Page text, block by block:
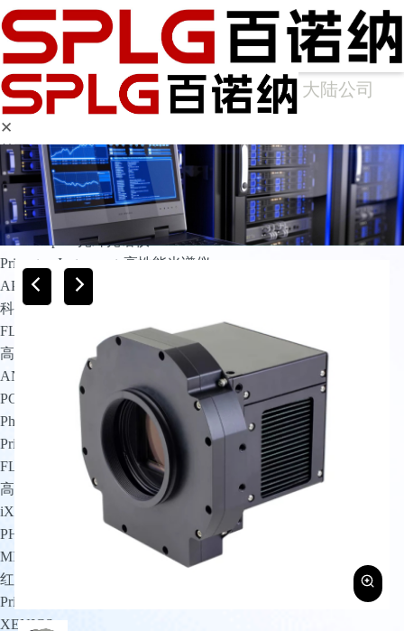
大陆公司
✕
首页
产品中心
光谱仪
Arcoptix傅里叶变换红外光谱仪
Ocean Optics光纤光谱仪
Princeton Instruments高性能光谱仪
APE光谱仪
科学成像
FLIM相机
高灵敏相机
ANDOR
PCO
PhotoMetrics
Princeton Instruments
FLI
高速相机
iX Cameras
PHANTOM
MIKROTRON
红外相机
Princeton Instruments
XENICS